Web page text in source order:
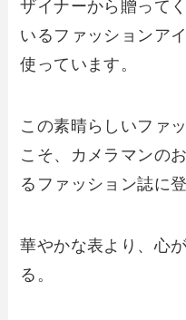
ザイナーから贈って
いるファッションア
使っています。
この素晴らしいファ
こそ、カメラマンの
るファッション誌に
華やかな表より、心
る。